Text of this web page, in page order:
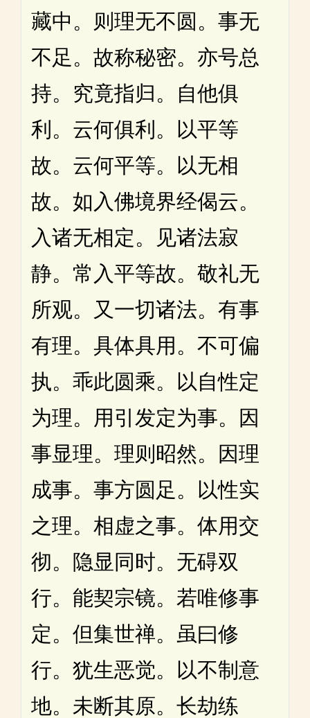
藏中。则理无不圆。事无
不足。故称秘密。亦号总
持。究竟指归。自他俱
利。云何俱利。以平等
故。云何平等。以无相
故。如入佛境界经偈云。
入诸无相定。见诸法寂
静。常入平等故。敬礼无
所观。又一切诸法。有事
有理。具体具用。不可偏
执。乖此圆乘。以自性定
为理。用引发定为事。因
事显理。理则昭然。因理
成事。事方圆足。以性实
之理。相虚之事。体用交
彻。隐显同时。无碍双
行。能契宗镜。若唯修事
定。但集世禅。虽曰修
行。犹生恶觉。以不制意
地。未断其原。长劫练